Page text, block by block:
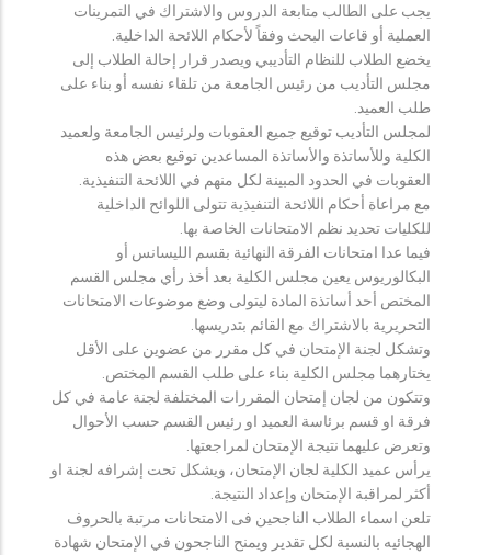
يجب على الطالب متابعة الدروس والاشتراك في التمرينات
العملية أو قاعات البحث وفقاً لأحكام اللائحة الداخلية.
يخضع الطلاب للنظام التأديبي ويصدر قرار إحالة الطلاب إلى
مجلس التأديب من رئيس الجامعة من تلقاء نفسه أو بناء على
طلب العميد.
لمجلس التأديب توقيع جميع العقوبات ولرئيس الجامعة ولعميد
الكلية وللأساتذة والأساتذة المساعدين توقيع بعض هذه
العقوبات في الحدود المبينة لكل منهم في اللائحة التنفيذية.
مع مراعاة أحكام اللائحة التنفيذية تتولى اللوائح الداخلية
للكليات تحديد نظم الامتحانات الخاصة بها.
فيما عدا امتحانات الفرقة النهائية بقسم الليسانس أو
البكالوريوس يعين مجلس الكلية بعد أخذ رأي مجلس القسم
المختص أحد أساتذة المادة ليتولى وضع موضوعات الامتحانات
التحريرية بالاشتراك مع القائم بتدريسها.
وتشكل لجنة الإمتحان في كل مقرر من عضوين على الأقل
يختارهما مجلس الكلية بناء على طلب القسم المختص.
وتتكون من لجان إمتحان المقررات المختلفة لجنة عامة في كل
فرقة او قسم برئاسة العميد او رئيس القسم حسب الأحوال
وتعرض عليهما نتيجة الإمتحان لمراجعتها.
يرأس عميد الكلية لجان الإمتحان، ويشكل تحت إشرافه لجنة او
أكثر لمراقبة الإمتحان وإعداد النتيجة.
تلعن اسماء الطلاب الناجحين فى الامتحانات مرتبة بالحروف
الهجائيه بالنسبة لكل تقدير ويمنح الناجحون في الإمتحان شهادة